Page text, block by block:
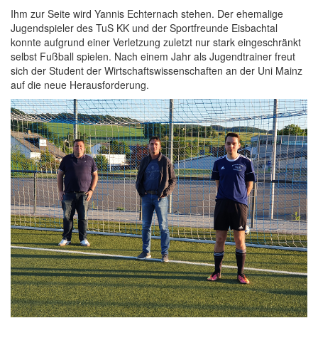
Ihm zur Seite wird Yannis Echternach stehen. Der ehemalige
Jugendspieler des TuS KK und der Sportfreunde Eisbachtal
konnte aufgrund einer Verletzung zuletzt nur stark eingeschränkt
selbst Fußball spielen. Nach einem Jahr als Jugendtrainer freut
sich der Student der Wirtschaftswissenschaften an der Uni Mainz
auf die neue Herausforderung.